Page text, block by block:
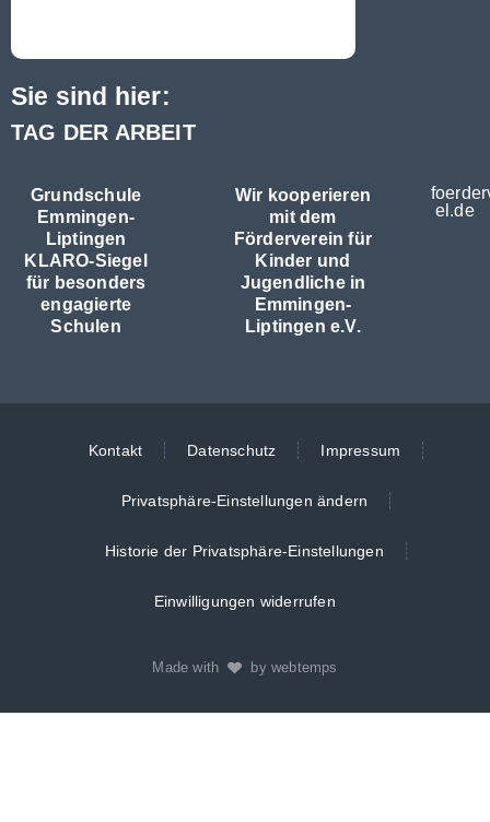
Sie sind hier:
TAG DER ARBEIT
Grundschule
Emmingen-
Liptingen
KLARO-Siegel
für besonders
engagierte
Schulen
Wir kooperieren
mit dem
Förderverein für
Kinder und
Jugendliche in
Emmingen-
Liptingen e.V.
el.de
Kontakt Datenschutz Impressum
Privatsphäre-Einstellungen ändern
Historie der Privatsphäre-Einstellungen
Einwilligungen widerrufen
Made with by webtemps